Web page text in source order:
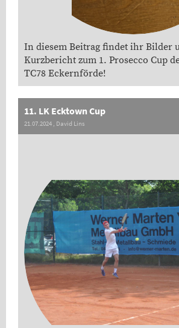
In diesem Beitrag findet ihr Bilder
Kurzbericht zum 1. Prosecco Cup
TC78 Eckernförde!
11. LK Ecktown Cup
21.07.2024 , David Lins